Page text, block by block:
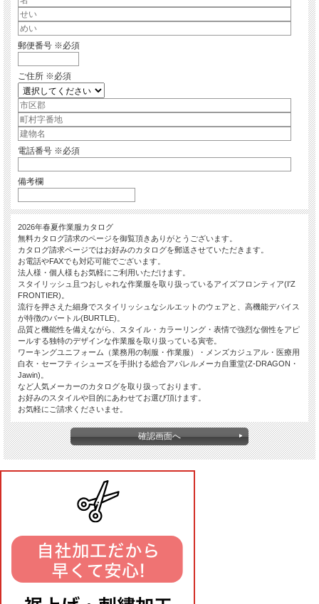
郵便番号 ※必須
ご住所 ※必須
電話番号 ※必須
備考欄
2026年春夏作業服カタログ
無料カタログ請求のページを御覧頂きありがとうございます。
カタログ請求ページではお好みのカタログを郵送させていただきます。
お電話やFAXでも対応可能でございます。
法人様・個人様もお気軽にご利用いただけます。
スタイリッシュ且つおしゃれな作業服を取り扱っているアイズフロンティア(I'Z
FRONTIER)。
流行を押さえた細身でスタイリッシュなシルエットのウェアと、高機能デバイス
が特徴のバートル(BURTLE)。
品質と機能性を備えながら、スタイル・カラーリング・表情で強烈な個性をアピ
ールする独特のデザインな作業服を取り扱っている寅壱。
ワーキングユニフォーム（業務用の制服・作業服）・メンズカジュアル・医療用
白衣・セーフティシューズを手掛ける総合アパレルメーカ自重堂(Z-DRAGON・
Jawin)。
など人気メーカーのカタログを取り扱っております。
お好みのスタイルや目的にあわせてお選び頂けます。
お気軽にご請求くださいませ。